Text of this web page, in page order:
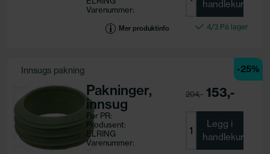
Varenummer:
Motorkode:Mer produktinfo
handlekurv
4/3 På lager
-25%
Innsugs pakning
Pakninger,
innsug
For PR:
Produsent:
ELRING
Varenummer:
204,- 153,-
Legg i
handlekurv